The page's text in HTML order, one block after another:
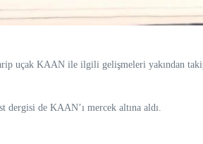
uçak KAAN ile ilgili gelişmeleri yakından
dergisi de KAAN’ı mercek altına aldı.